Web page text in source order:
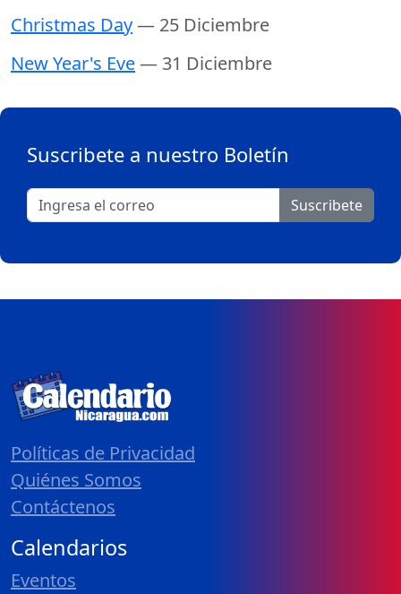
Christmas Day— 25 Diciembre
New Year's Eve— 31 Diciembre
Suscribete a nuestro Boletín
Suscribete
Políticas de Privacidad
Quiénes Somos
Contáctenos
Calendarios
Eventos